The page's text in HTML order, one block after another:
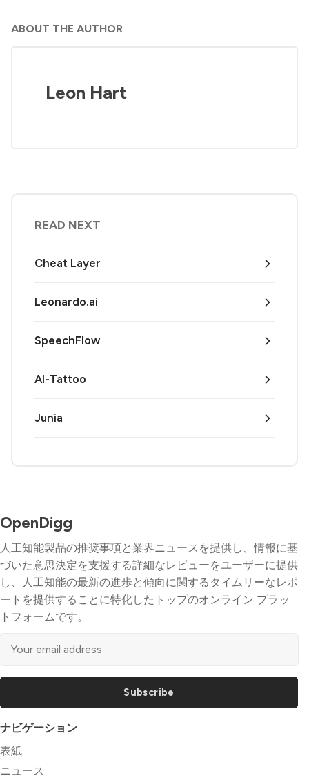
ABOUT THE AUTHOR
Leon Hart
READ NEXT
Cheat Layer
Leonardo.ai
SpeechFlow
AI-Tattoo
Junia
OpenDigg
人工知能製品の推奨事項と業界ニュースを提供し、情報に基
づいた意思決定を支援する詳細なレビューをユーザーに提供
し、人工知能の最新の進歩と傾向に関するタイムリーなレポ
ートを提供することに特化したトップのオンライン プラッ
トフォームです。
Subscribe
ナビゲーション
表紙
ニュース